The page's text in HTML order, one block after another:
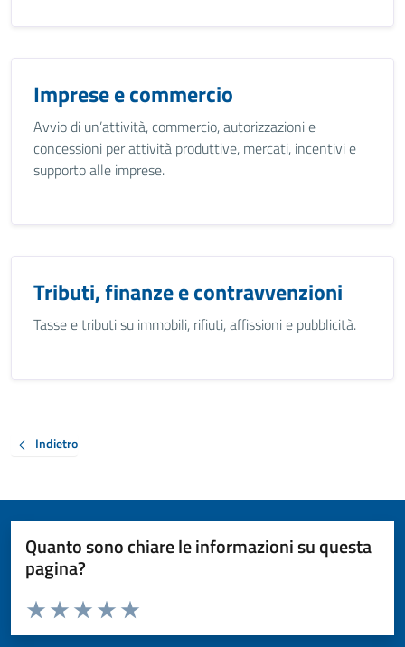
Imprese e commercio
Avvio di un’attività, commercio, autorizzazioni e
concessioni per attività produttive, mercati, incentivi e
supporto alle imprese.
Tributi, finanze e contravvenzioni
Tasse e tributi su immobili, rifiuti, affissioni e pubblicità.
Indietro
Quanto sono chiare le informazioni su questa
pagina?
Valuta da 1 a 5 stelle la pagina
Valuta 5 stelle su 5
Valuta 4 stelle su 5
Valuta 3 stelle su 5
Valuta 2 stelle su 5
Valuta 1 stelle su 5